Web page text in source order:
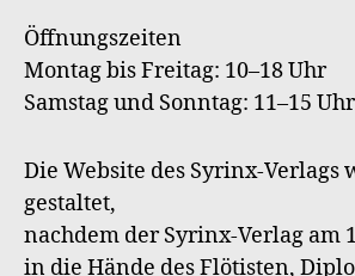
Öffnungszeiten
Montag bis Freitag: 10–18 Uhr
Samstag und Sonntag: 11–15 Uhr
Die Website des Syrinx-Verlags
gestaltet,
nachdem der Syrinx-Verlag am
in die Hände des Flötisten,